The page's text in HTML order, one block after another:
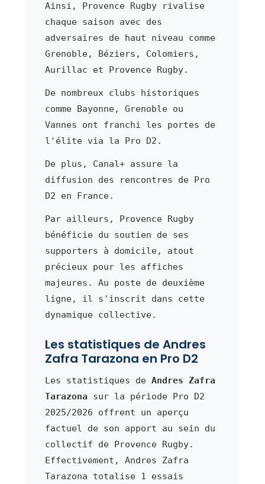
Ainsi, Provence Rugby rivalise
chaque saison avec des
adversaires de haut niveau comme
Grenoble, Béziers, Colomiers,
Aurillac et Provence Rugby.
De nombreux clubs historiques
comme Bayonne, Grenoble ou
Vannes ont franchi les portes de
l'élite via la Pro D2.
De plus, Canal+ assure la
diffusion des rencontres de Pro
D2 en France.
Par ailleurs, Provence Rugby
bénéficie du soutien de ses
supporters à domicile, atout
précieux pour les affiches
majeures. Au poste de deuxième
ligne, il s'inscrit dans cette
dynamique collective.
Les statistiques de Andres
Zafra Tarazona en Pro D2
Les statistiques de Andres Zafra
Tarazona sur la période Pro D2
2025/2026 offrent un aperçu
factuel de son apport au sein du
collectif de Provence Rugby.
Effectivement, Andres Zafra
Tarazona totalise 1 essais